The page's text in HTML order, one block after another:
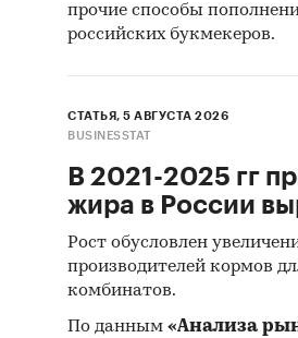
прочие способы
российских букмекеров.
СТАТЬЯ, 5 АВГУСТА 2026
BUSINESSTAT
В 2021-2025 гг
жира в России
Рост обусловлен
производителей кормов
комбинатов.
По данным «Анализа